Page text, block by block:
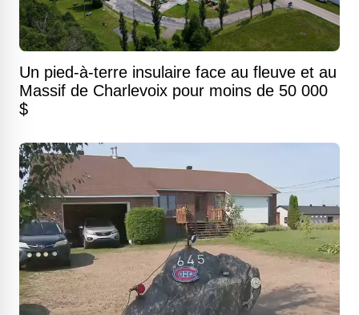
Un pied-à-terre insulaire face au fleuve et au
Massif de Charlevoix pour moins de 50 000
$